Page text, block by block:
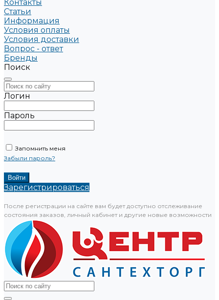
Контакты
Статьи
Информация
Условия оплаты
Условия доставки
Вопрос - ответ
Бренды
Поиск
Логин
Пароль
Запомнить меня
Забыли пароль?
Зарегистрироваться
После регистрации на сайте вам будет доступно отслеживание
состояния заказов, личный кабинет и другие новые возможности